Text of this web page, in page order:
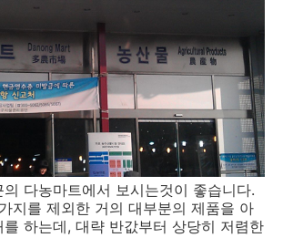
다농마트에서 보시는것이 좋습니다.
지를 제외한 거의 대부분의 제품을 아
하는데, 대략 반값부터 상당히 저렴한